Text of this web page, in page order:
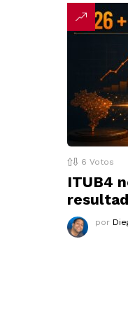
6 Votos
ITUB4
por